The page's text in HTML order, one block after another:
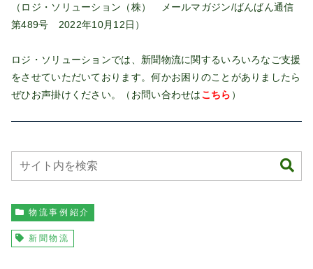
（ロジ・ソリューション（株） メールマガジン/ばんばん通信
第489号 2022年10月12日）
ロジ・ソリューションでは、新聞物流に関するいろいろなご支援
をさせていただいております。何かお困りのことがありましたら
ぜひお声掛けください。（お問い合わせはこちら ）
物流事例紹介
新聞物流